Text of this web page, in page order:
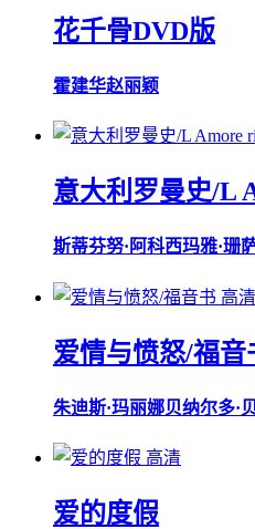
花千骨DVD版
霍建华赵丽颖
意大利罗曼史/L
斯蒂芬努·阿科西玛雅·珊
高清
爱情与愤怒/福音
朱迪斯·玛丽娜贝纳尔多·
高清
爱的度假